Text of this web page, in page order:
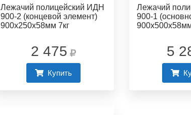
Лежачий полицейский ИДН
900-2 (концевой элемент)
900х250х58мм 7кг
2 475
Купить
Лежачий
900-1
5